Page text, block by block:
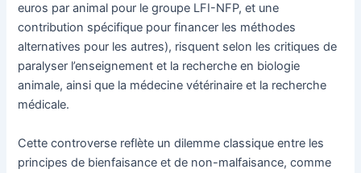
euros par animal pour le groupe LFI-NFP, et une
contribution spécifique pour financer les méthodes
alternatives pour les autres), risquent selon les critiques de
paralyser l’enseignement et la recherche en biologie
animale, ainsi que la médecine vétérinaire et la recherche
médicale.
Cette controverse reflète un dilemme classique entre les
principes de bienfaisance et de non-malfaisance, comme